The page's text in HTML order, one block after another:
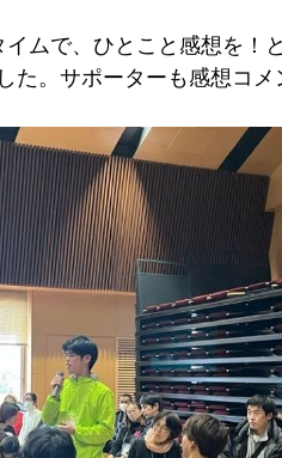
イムで、ひとこと感想を！
た。サポーターも感想コメ